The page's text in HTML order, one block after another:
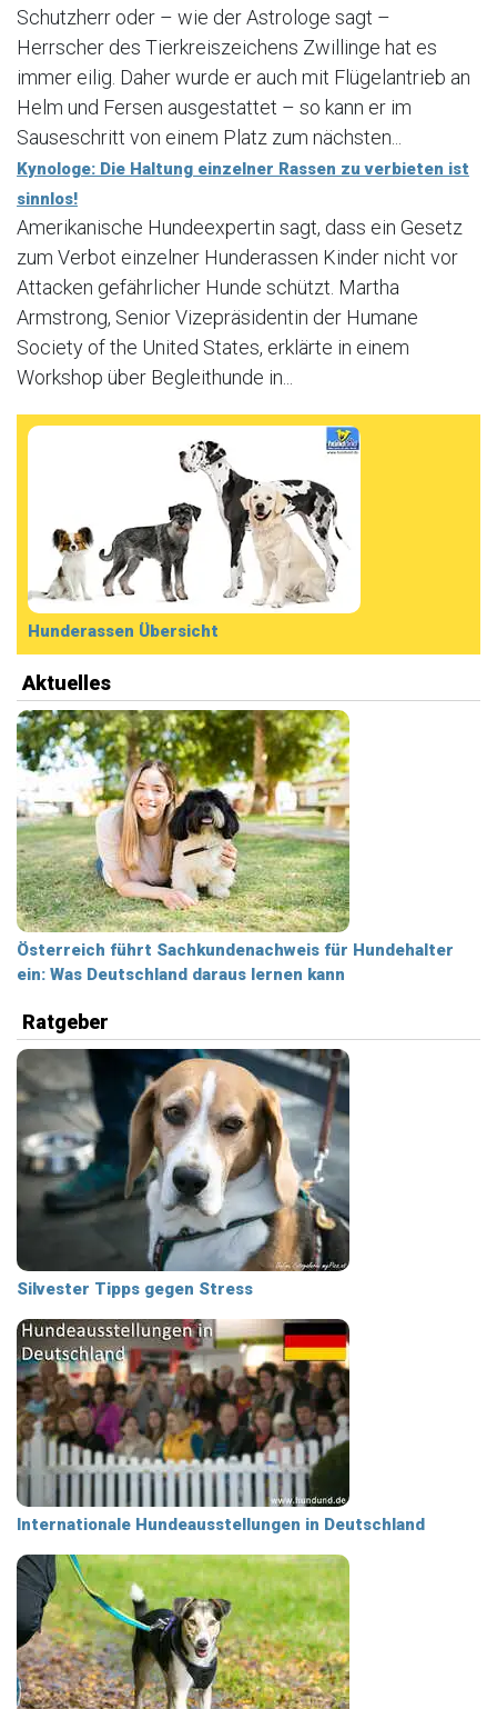
Schutzherr oder – wie der Astrologe sagt –
Herrscher des Tierkreiszeichens Zwillinge hat es
immer eilig. Daher wurde er auch mit Flügelantrieb an
Helm und Fersen ausgestattet – so kann er im
Sauseschritt von einem Platz zum nächsten...
Kynologe: Die Haltung einzelner Rassen zu verbieten ist
sinnlos!
Amerikanische Hundeexpertin sagt, dass ein Gesetz
zum Verbot einzelner Hunderassen Kinder nicht vor
Attacken gefährlicher Hunde schützt. Martha
Armstrong, Senior Vizepräsidentin der Humane
Society of the United States, erklärte in einem
Workshop über Begleithunde in...
Hunderassen Übersicht
Aktuelles
Österreich führt Sachkundenachweis für Hundehalter
ein: Was Deutschland daraus lernen kann
Ratgeber
Silvester Tipps gegen Stress
Internationale Hundeausstellungen in Deutschland